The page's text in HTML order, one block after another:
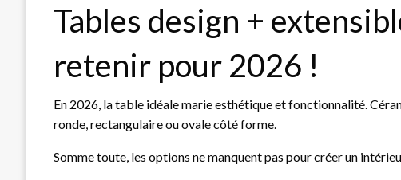
Tables design +
retenir pour 2026 !
En 2026, la table idéale marie esthétique et fonctionnalité.
ronde, rectangulaire ou ovale côté forme.
Somme toute, les options ne manquent pas pour créer un